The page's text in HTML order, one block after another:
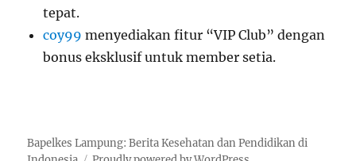
tepat.
coy99 menyediakan fitur “VIP Club” dengan
bonus eksklusif untuk member setia.
Bapelkes Lampung: Berita Kesehatan dan Pendidikan di